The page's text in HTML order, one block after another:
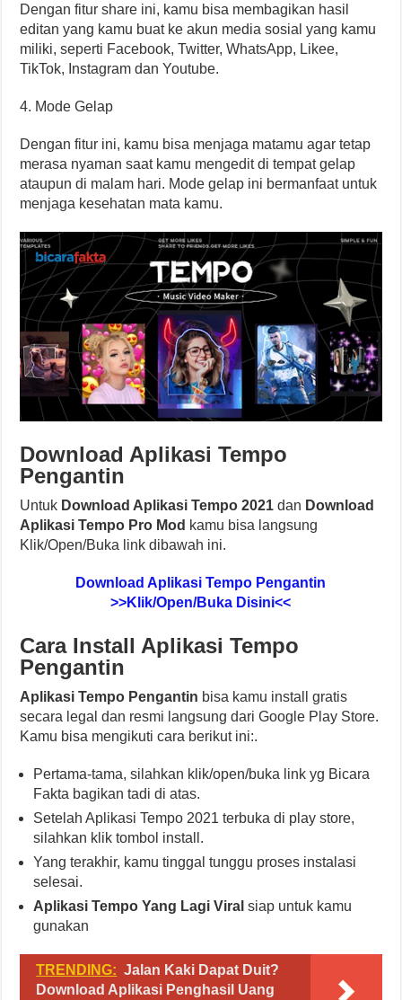
Dengan fitur share ini, kamu bisa membagikan hasil
editan yang kamu buat ke akun media sosial yang kamu
miliki, seperti Facebook, Twitter, WhatsApp, Likee,
TikTok, Instagram dan Youtube.
4. Mode Gelap
Dengan fitur ini, kamu bisa menjaga matamu agar tetap
merasa nyaman saat kamu mengedit di tempat gelap
ataupun di malam hari. Mode gelap ini bermanfaat untuk
menjaga kesehatan mata kamu.
Download Aplikasi Tempo
Pengantin
Untuk Download Aplikasi Tempo 2021 dan Download
Aplikasi Tempo Pro Mod kamu bisa langsung
Klik/Open/Buka link dibawah ini.
Download Aplikasi Tempo Pengantin
>>Klik/Open/Buka Disini<<
Cara Install Aplikasi Tempo
Pengantin
Aplikasi Tempo Pengantin bisa kamu install gratis
secara legal dan resmi langsung dari Google Play Store.
Kamu bisa mengikuti cara berikut ini:.
Pertama-tama, silahkan klik/open/buka link yg Bicara
Fakta bagikan tadi di atas.
Setelah Aplikasi Tempo 2021 terbuka di play store,
silahkan klik tombol install.
Yang terakhir, kamu tinggal tunggu proses instalasi
selesai.
Aplikasi Tempo Yang Lagi Viral siap untuk kamu
gunakan
TRENDING: Jalan Kaki Dapat Duit?
Download Aplikasi Penghasil Uang